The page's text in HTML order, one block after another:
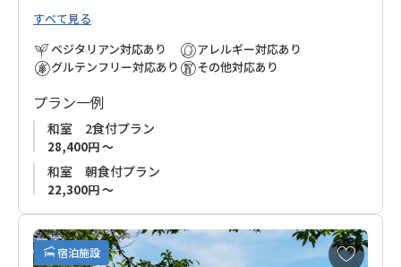
すべて見る
ベジタリアン対応あり
グルテンフリー対応あり
アレルギー対応あり
その他対応あり
プラン一例
和室 2食付プラン
28,400円 ～
和室 朝食付プラン
22,300円 ～
宿泊施設
お